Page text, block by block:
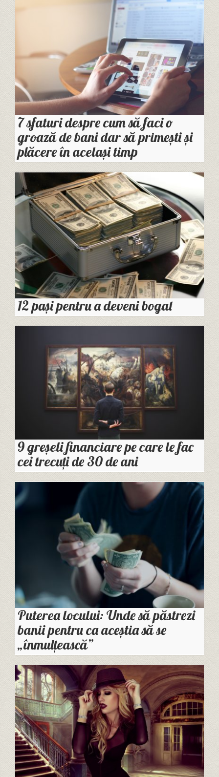
7 sfaturi despre cum să faci o
groază de bani dar să primești și
plăcere în același timp
12 pași pentru a deveni bogat
9 greșeli financiare pe care le fac
cei trecuți de 30 de ani
Puterea locului: Unde să păstrezi
banii pentru ca aceștia să se
„înmulțească”